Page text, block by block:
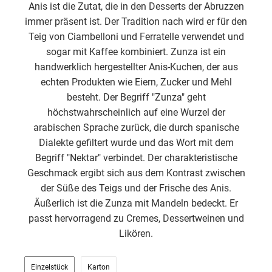
Anis ist die Zutat, die in den Desserts der Abruzzen
immer präsent ist. Der Tradition nach wird er für den
Teig von Ciambelloni und Ferratelle verwendet und
sogar mit Kaffee kombiniert. Zunza ist ein
handwerklich hergestellter Anis-Kuchen, der aus
echten Produkten wie Eiern, Zucker und Mehl
besteht. Der Begriff "Zunza" geht
höchstwahrscheinlich auf eine Wurzel der
arabischen Sprache zurück, die durch spanische
Dialekte gefiltert wurde und das Wort mit dem
Begriff "Nektar" verbindet. Der charakteristische
Geschmack ergibt sich aus dem Kontrast zwischen
der Süße des Teigs und der Frische des Anis.
Äußerlich ist die Zunza mit Mandeln bedeckt. Er
passt hervorragend zu Cremes, Dessertweinen und
Likören.
Einzelstück Karton